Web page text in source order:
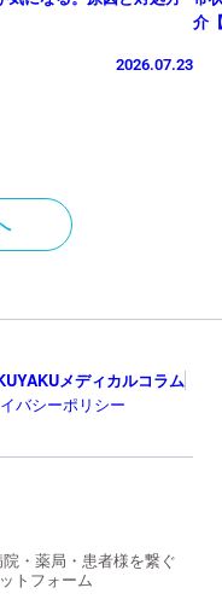
2026.07.23
介
メディカルコラム
バシーポリシー
・薬局・患者様を繋ぐ
トフォーム